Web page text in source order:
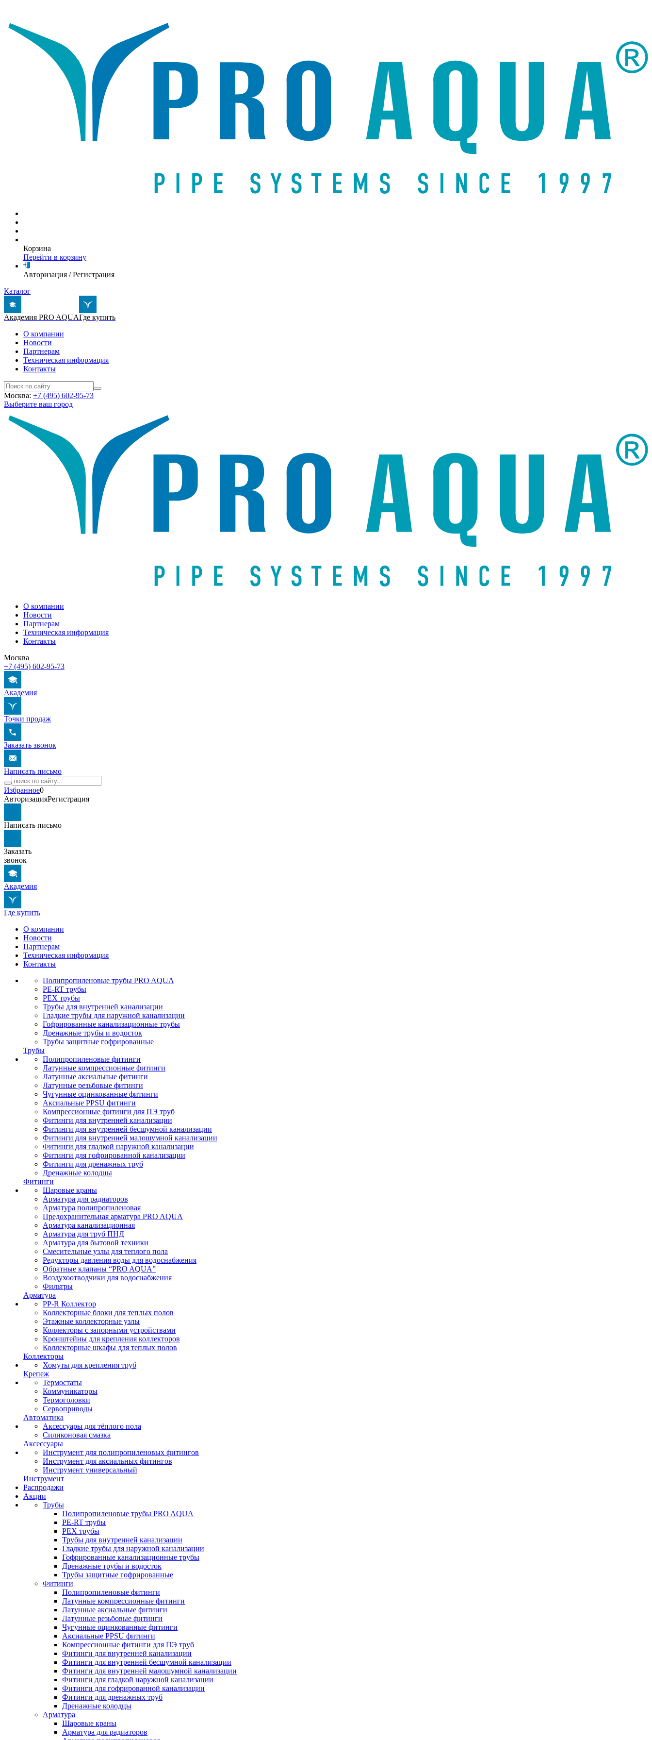
Корзина
Перейти в корзину
Авторизация /Регистрация
Каталог
Академия PRO AQUAГде купить
О компании
Новости
Партнерам
Техническая информация
Контакты
Москва: +7 (495) 602-95-73
Выберите ваш город
О компании
Новости
Партнерам
Техническая информация
Контакты
Москва
+7 (495) 602-95-73
Академия
Точки продаж
Заказать звонок
Написать письмо
Избранное0
АвторизацияРегистрация
Написать письмо
Заказать
звонок
Академия
Где купить
О компании
Новости
Партнерам
Техническая информация
Контакты
Полипропиленовые трубы PRO AQUA
PE-RT трубы
PEX трубы
Трубы для внутренней канализации
Гладкие трубы для наружной канализации
Гофрированные канализационные трубы
Дренажные трубы и водосток
Трубы защитные гофрированные
Трубы
Полипропиленовые фитинги
Латунные компрессионные фитинги
Латунные аксиальные фитинги
Латунные резьбовые фитинги
Чугунные оцинкованные фитинги
Аксиальные PPSU фитинги
Компрессионные фитинги для ПЭ труб
Фитинги для внутренней канализации
Фитинги для внутренней бесшумной канализации
Фитинги для внутренней малошумной канализации
Фитинги для гладкой наружной канализации
Фитинги для гофрированной канализации
Фитинги для дренажных труб
Дренажные колодцы
Фитинги
Шаровые краны
Арматура для радиаторов
Арматура полипропиленовая
Предохранительная арматура PRO AQUA
Арматура канализационная
Арматура для труб ПНД
Арматура для бытовой техники
Смесительные узлы для теплого пола
Редукторы давления воды для водоснабжения
Обратные клапаны “PRO AQUA”
Воздухоотводчики для водоснабжения
Фильтры
Арматура
PP-R Коллектор
Коллекторные блоки для теплых полов
Этажные коллекторные узлы
Коллекторы с запорными устройствами
Кронштейны для крепления коллекторов
Коллекторные шкафы для теплых полов
Коллекторы
Хомуты для крепления труб
Крепеж
Термостаты
Коммуникаторы
Термоголовки
Сервоприводы
Автоматика
Аксессуары для тёплого пола
Силиконовая смазка
Аксессуары
Инструмент для полипропиленовых фитингов
Инструмент для аксиальных фитингов
Инструмент универсальный
Инструмент
Распродажи
Акции
Трубы
Полипропиленовые трубы PRO AQUA
PE-RT трубы
PEX трубы
Трубы для внутренней канализации
Гладкие трубы для наружной канализации
Гофрированные канализационные трубы
Дренажные трубы и водосток
Трубы защитные гофрированные
Фитинги
Полипропиленовые фитинги
Латунные компрессионные фитинги
Латунные аксиальные фитинги
Латунные резьбовые фитинги
Чугунные оцинкованные фитинги
Аксиальные PPSU фитинги
Компрессионные фитинги для ПЭ труб
Фитинги для внутренней канализации
Фитинги для внутренней бесшумной канализации
Фитинги для внутренней малошумной канализации
Фитинги для гладкой наружной канализации
Фитинги для гофрированной канализации
Фитинги для дренажных труб
Дренажные колодцы
Арматура
Шаровые краны
Арматура для радиаторов